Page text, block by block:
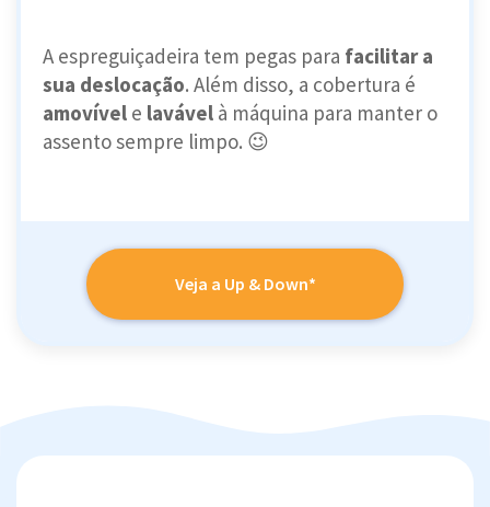
A espreguiçadeira tem pegas para facilitar a
sua deslocação. Além disso, a cobertura é
amovível e lavável à máquina para manter o
assento sempre limpo. 😉
Veja a Up & Down*